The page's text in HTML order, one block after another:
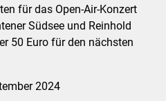
für das Open-Air-Konzert
Südsee und Reinhold
50 Euro für den nächsten
2024